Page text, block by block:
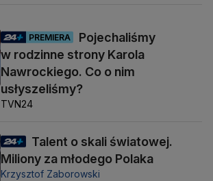
PREMIERA
Pojechaliśmy
w rodzinne strony Karola
Nawrockiego. Co o nim
usłyszeliśmy?
TVN24
Talent o skali światowej.
Miliony za młodego Polaka
Krzysztof Zaborowski